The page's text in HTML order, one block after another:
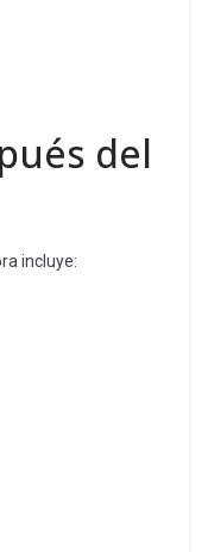
del
incluye: